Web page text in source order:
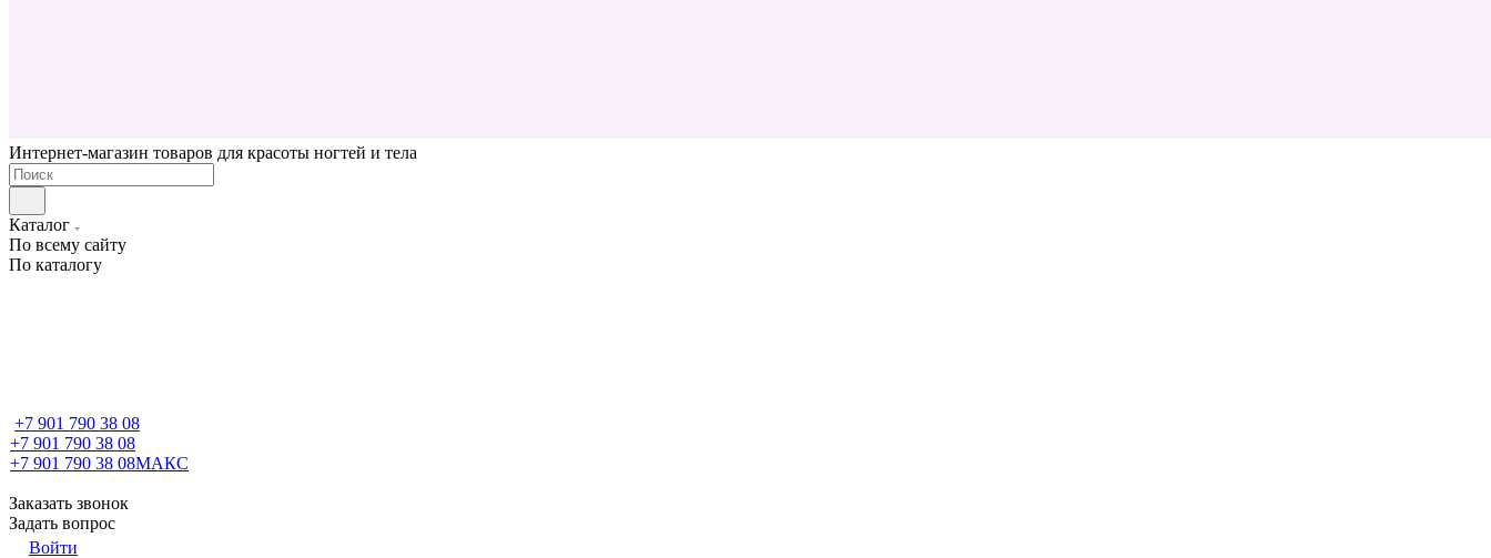
Интернет-магазин товаров для красоты ногтей и тела
Каталог
По всему сайту
По каталогу
+7 901 790 38 08
+7 901 790 38 08
+7 901 790 38 08МАКС
Заказать звонок
Задать вопрос
Войти